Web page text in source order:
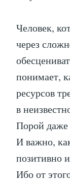
Человек,
через
понимает,
ресурсов
в
Порой даже
И важно,
позитивно
Ибо от